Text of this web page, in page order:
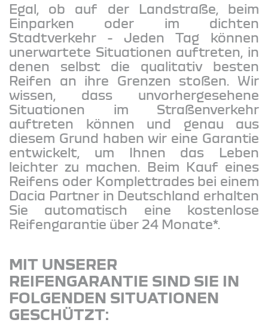
Egal, ob auf der Landstraße, beim
Einparken oder im dichten
Stadtverkehr - Jeden Tag können
unerwartete Situationen auftreten, in
denen selbst die qualitativ besten
Reifen an ihre Grenzen stoßen. Wir
wissen, dass unvorhergesehene
Situationen im Straßenverkehr
auftreten können und genau aus
diesem Grund haben wir eine Garantie
entwickelt, um Ihnen das Leben
leichter zu machen. Beim Kauf eines
Reifens oder Komplettrades bei einem
Dacia Partner in Deutschland erhalten
Sie automatisch eine kostenlose
Reifengarantie über 24 Monate*.
MIT UNSERER
REIFENGARANTIE SIND SIE IN
FOLGENDEN SITUATIONEN
GESCHÜTZT: